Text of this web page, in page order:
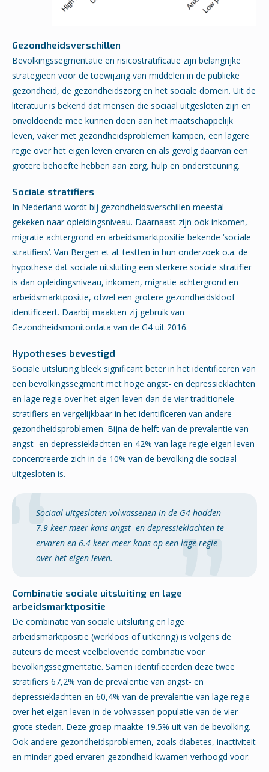
Gezondheidsverschillen
Bevolkingssegmentatie en risicostratificatie zijn belangrijke
strategieën voor de toewijzing van middelen in de publieke
gezondheid, de gezondheidszorg en het sociale domein. Uit de
literatuur is bekend dat mensen die sociaal uitgesloten zijn en
onvoldoende mee kunnen doen aan het maatschappelijk
leven, vaker met gezondheidsproblemen kampen, een lagere
regie over het eigen leven ervaren en als gevolg daarvan een
grotere behoefte hebben aan zorg, hulp en ondersteuning.
Sociale stratifiers
In Nederland wordt bij gezondheidsverschillen meestal
gekeken naar opleidingsniveau. Daarnaast zijn ook inkomen,
migratie achtergrond en arbeidsmarktpositie bekende ‘sociale
stratifiers’. Van Bergen et al. testten in hun onderzoek o.a. de
hypothese dat sociale uitsluiting een sterkere sociale stratifier
is dan opleidingsniveau, inkomen, migratie achtergrond en
arbeidsmarktpositie, ofwel een grotere gezondheidskloof
identificeert. Daarbij maakten zij gebruik van
Gezondheidsmonitordata van de G4 uit 2016.
Hypotheses bevestigd
Sociale uitsluiting bleek significant beter in het identificeren van
een bevolkingssegment met hoge angst- en depressieklachten
en lage regie over het eigen leven dan de vier traditionele
stratifiers en vergelijkbaar in het identificeren van andere
gezondheidsproblemen. Bijna de helft van de prevalentie van
angst- en depressieklachten en 42% van lage regie eigen leven
concentreerde zich in de 10% van de bevolking die sociaal
uitgesloten is.
Sociaal uitgesloten volwassenen in de G4 hadden
7.9 keer meer kans angst- en depressieklachten te
ervaren en 6.4 keer meer kans op een lage regie
over het eigen leven.
Combinatie sociale uitsluiting en lage
arbeidsmarktpositie
De combinatie van sociale uitsluiting en lage
arbeidsmarktpositie (werkloos of uitkering) is volgens de
auteurs de meest veelbelovende combinatie voor
bevolkingssegmentatie. Samen identificeerden deze twee
stratifiers 67,2% van de prevalentie van angst- en
depressieklachten en 60,4% van de prevalentie van lage regie
over het eigen leven in de volwassen populatie van de vier
grote steden. Deze groep maakte 19.5% uit van de bevolking.
Ook andere gezondheidsproblemen, zoals diabetes, inactiviteit
en minder goed ervaren gezondheid kwamen verhoogd voor.